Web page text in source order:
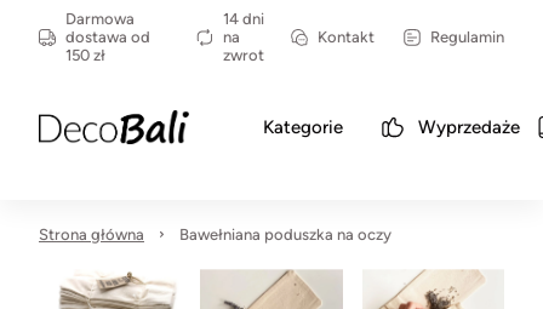
Darmowa
dostawa od
150 zł
14 dni
na
zwrot
Kontakt Regulamin
Kategorie Wyprzedaże
Strona główna Bawełniana poduszka na oczy